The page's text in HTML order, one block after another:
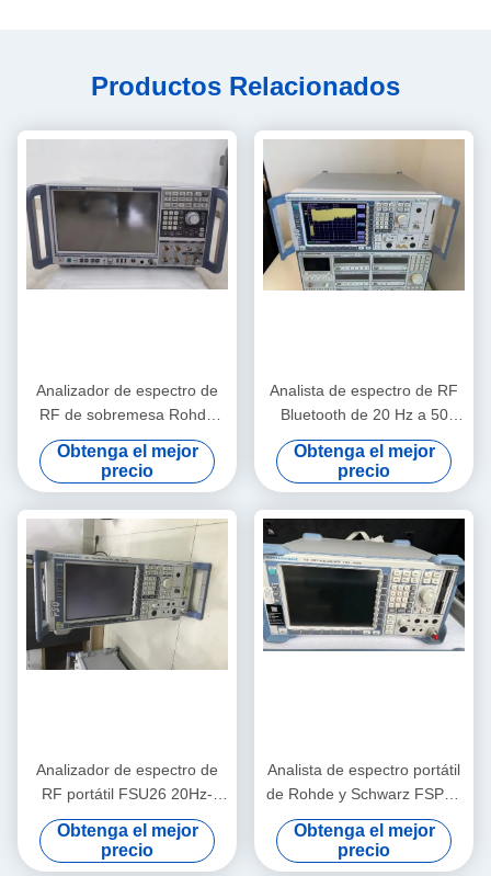
Productos Relacionados
Analizador de espectro de
RF de sobremesa Rohde
and Schwarz FSW67 con
rango de 2 Hz a 67 GHz y
bajo ruido de fase
Obtenga el mejor
precio
Analista de espectro de RF
Bluetooth de 20 Hz a 50
GHz de segunda mano de
Rohde y Schwarz FSU50
Obtenga el mejor
precio
Analizador de espectro de
RF portátil FSU26 20Hz-
26.5GHz Rohde And
Schwarz de segunda mano
Obtenga el mejor
precio
Analista de espectro portátil
de Rohde y Schwarz FSP40
con un rango de 9 kHz a 40
GHz y un nivel de ruido de
-155 dBm
Obtenga el mejor
precio